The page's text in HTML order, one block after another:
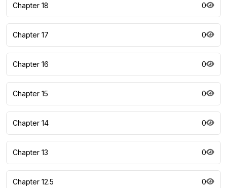
Chapter 18 0
Chapter 17 0
Chapter 16 0
Chapter 15 0
Chapter 14 0
Chapter 13 0
Chapter 12.5 0